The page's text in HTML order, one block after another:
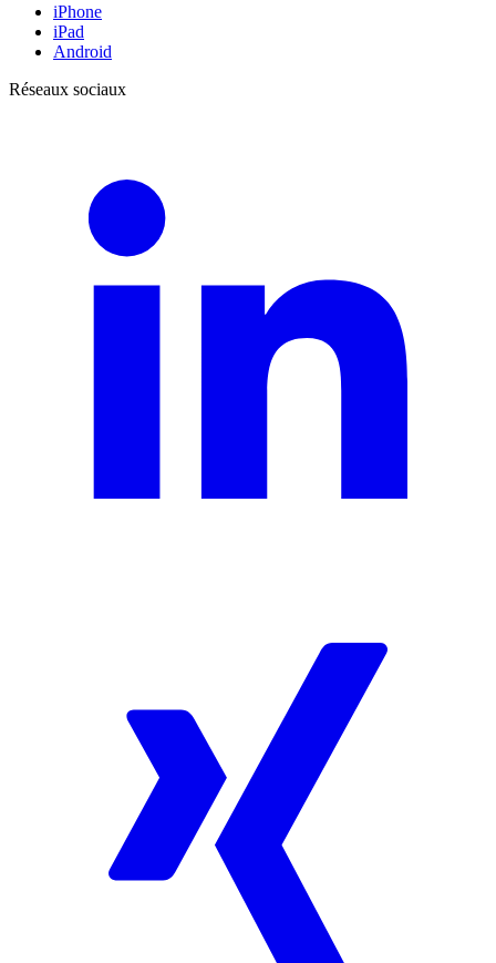
iPhone
iPad
Android
Réseaux sociaux